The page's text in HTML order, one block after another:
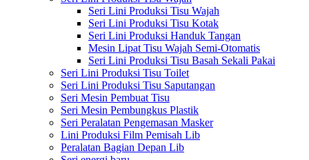
Seri Lini Produksi Tisu Wajah
Seri Lini Produksi Tisu Kotak
Seri Lini Produksi Handuk Tangan
Mesin Lipat Tisu Wajah Semi-Otomatis
Seri Lini Produksi Tisu Basah Sekali Pakai
Seri Lini Produksi Tisu Toilet
Seri Lini Produksi Tisu Saputangan
Seri Mesin Pembuat Tisu
Seri Mesin Pembungkus Plastik
Seri Peralatan Pengemasan Masker
Lini Produksi Film Pemisah Lib
Peralatan Bagian Depan Lib